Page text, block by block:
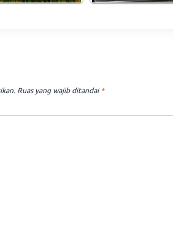
Ruas yang wajib ditandai *